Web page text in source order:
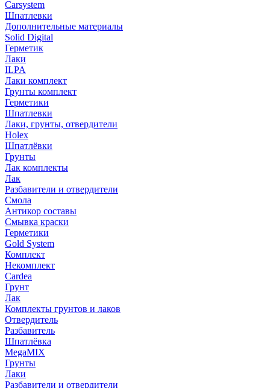
Carsystem
Шпатлевки
Дополнительные материалы
Solid Digital
Герметик
Лаки
ILPA
Лаки комплект
Грунты комплект
Герметики
Шпатлевки
Лаки, грунты, отвердители
Holex
Шпатлёвки
Грунты
Лак комплекты
Лак
Разбавители и отвердители
Смола
Антикор составы
Смывка краски
Герметики
Gold System
Комплект
Некомплект
Cardea
Грунт
Лак
Комплекты грунтов и лаков
Отвердитель
Разбавитель
Шпатлёвка
MegaMIX
Грунты
Лаки
Разбавители и отвердители